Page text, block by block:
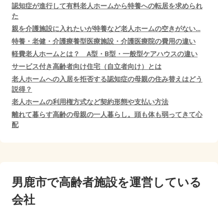
認知症が進行して有料老人ホームから特養への転居を求められ
た
親を介護施設に入れたいが特養など老人ホームの空きがない…
特養・老健・介護療養型医療施設・介護医療院の費用の違い
軽費老人ホームとは？ A型・B型・一般型ケアハウスの違い
サービス付き高齢者向け住宅（自立者向け）とは
老人ホームへの入居を拒否する認知症の母親の住み替えはどう
説得？
老人ホームの利用権方式など契約形態や支払い方法
離れて暮らす高齢の母親の一人暮らし。頭も体も弱ってきて心
配
男鹿市で高齢者施設を運営している
会社